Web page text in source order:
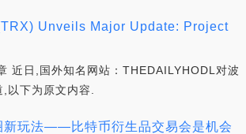
Unveils Major Update: Project
近日,国外知名网站：THEDAILYHODL对波
以下为原文内容.
新玩法——比特币衍生品交易会是机会